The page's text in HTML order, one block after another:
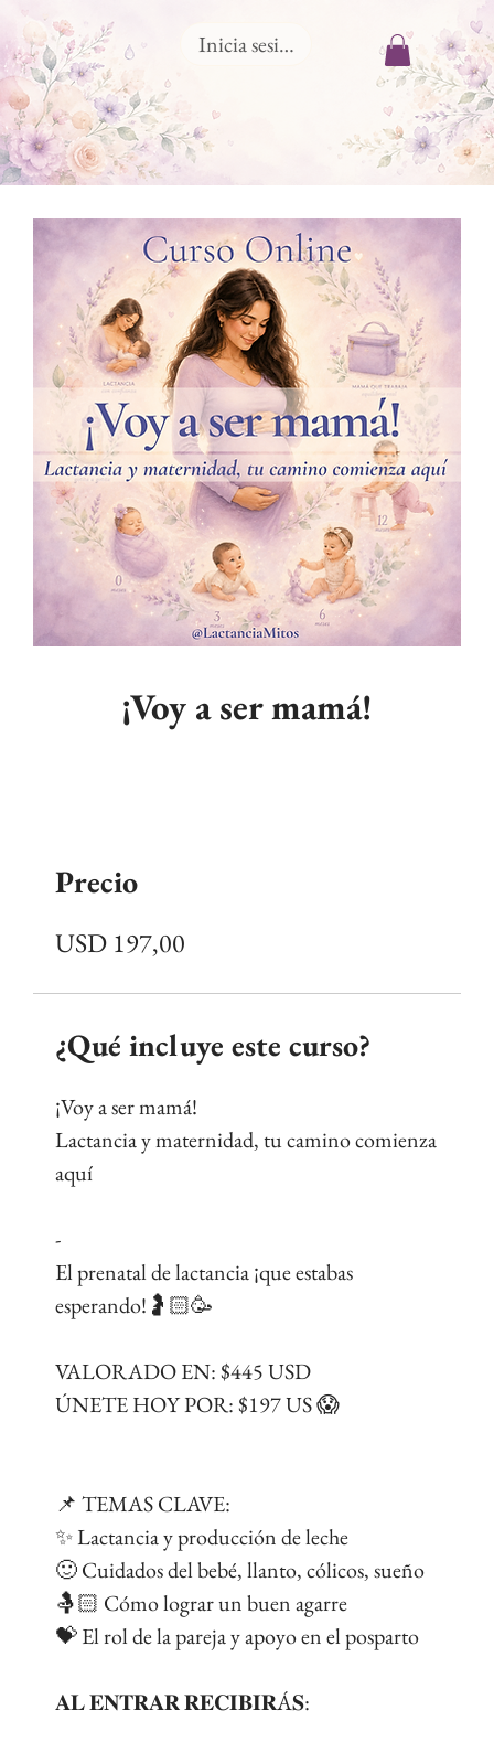
Inicia sesión
¡Voy a ser mamá!
Precio
USD 197,00
¿Qué incluye este curso?
¡Voy a ser mamá!
Lactancia y maternidad, tu camino comienza
aquí
-
El prenatal de lactancia ¡que estabas
esperando!🤰🏻🥳
VALORADO EN: $445 USD
ÚNETE HOY POR: $197 US 😱
📌 TEMAS CLAVE:
✨ Lactancia y producción de leche
🙂 Cuidados del bebé, llanto, cólicos, sueño
🤱🏻 Cómo lograr un buen agarre
💝 El rol de la pareja y apoyo en el posparto
𝐀𝐋 𝐄𝐍𝐓𝐑𝐀𝐑 𝐑𝐄𝐂𝐈𝐁𝐈𝐑Á𝐒: